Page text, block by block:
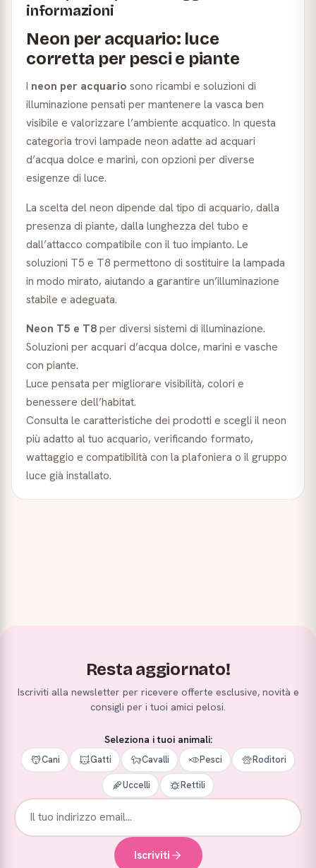
informazioni
Neon per acquario: luce
corretta per pesci e piante
I neon per acquario sono ricambi e soluzioni di
illuminazione pensati per mantenere la vasca ben
visibile e valorizzare l’ambiente acquatico. In questa
categoria trovi lampade neon adatte ad acquari
d’acqua dolce e marini, con opzioni per diverse
esigenze di luce.
La scelta del neon dipende dal tipo di acquario, dalla
presenza di piante, dalla lunghezza del tubo e
dall’attacco compatibile con il tuo impianto. Le
soluzioni T5 e T8 permettono di sostituire la lampada
in modo mirato, aiutando a garantire un’illuminazione
stabile e adeguata.
Neon T5 e T8per diversi sistemi di illuminazione.
Soluzioni per acquari d’acqua dolce, marini e vasche
con piante.
Luce pensata per migliorare visibilità, colori e
benessere dell’habitat.
Consulta le caratteristiche dei prodotti e scegli il neon
più adatto al tuo acquario, verificando formato,
wattaggio e compatibilità con la plafoniera o il gruppo
luce già installato.
Resta aggiornato!
Iscriviti alla newsletter per ricevere offerte esclusive, novità e
consigli per i tuoi amici pelosi.
Seleziona i tuoi animali:
Cani Gatti Cavalli Pesci Roditori
Uccelli Rettili
Iscriviti